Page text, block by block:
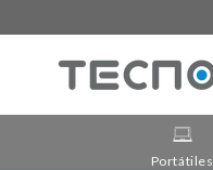
Portátiles